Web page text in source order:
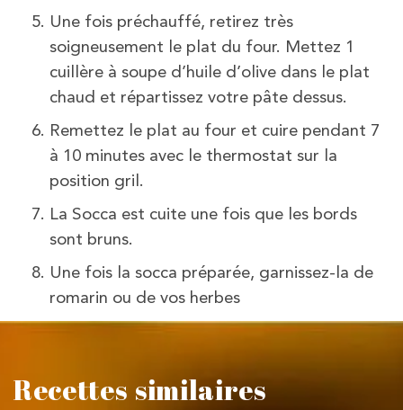
Une fois préchauffé, retirez très
soigneusement le plat du four. Mettez 1
cuillère à soupe d’huile d’olive dans le plat
chaud et répartissez votre pâte dessus.
Remettez le plat au four et cuire pendant 7
à 10 minutes avec le thermostat sur la
position gril.
La Socca est cuite une fois que les bords
sont bruns.
Une fois la socca préparée, garnissez-la de
romarin ou de vos herbes
Recettes similaires